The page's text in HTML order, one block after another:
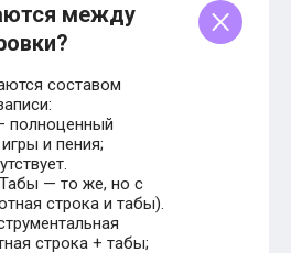
между
составом
полноценный
и пения;
— то же, но с
строка и табы).
строка + табы;